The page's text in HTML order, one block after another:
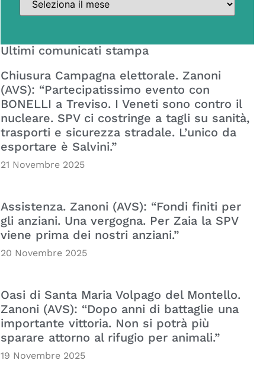
Ultimi comunicati stampa
Chiusura Campagna elettorale. Zanoni
(AVS): “Partecipatissimo evento con
BONELLI a Treviso. I Veneti sono contro il
nucleare. SPV ci costringe a tagli su sanità,
trasporti e sicurezza stradale. L’unico da
esportare è Salvini.”
21 Novembre 2025
Assistenza. Zanoni (AVS): “Fondi finiti per
gli anziani. Una vergogna. Per Zaia la SPV
viene prima dei nostri anziani.”
20 Novembre 2025
Oasi di Santa Maria Volpago del Montello.
Zanoni (AVS): “Dopo anni di battaglie una
importante vittoria. Non si potrà più
sparare attorno al rifugio per animali.”
19 Novembre 2025